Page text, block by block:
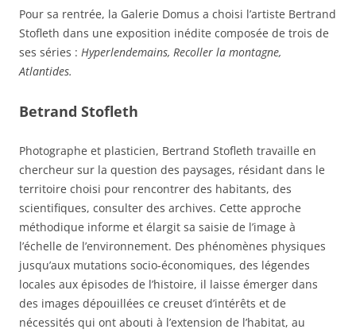
Pour sa rentrée, la Galerie Domus a choisi l’artiste Bertrand
Stofleth dans une exposition inédite composée de trois de
ses séries : Hyperlendemains, Recoller la montagne,
Atlantides.
Betrand Stofleth
Photographe et plasticien, Bertrand Stofleth travaille en
chercheur sur la question des paysages, résidant dans le
territoire choisi pour rencontrer des habitants, des
scientifiques, consulter des archives. Cette approche
méthodique informe et élargit sa saisie de l’image à
l’échelle de l’environnement. Des phénomènes physiques
jusqu’aux mutations socio-économiques, des légendes
locales aux épisodes de l’histoire, il laisse émerger dans
des images dépouillées ce creuset d’intérêts et de
nécessités qui ont abouti à l’extension de l’habitat, au